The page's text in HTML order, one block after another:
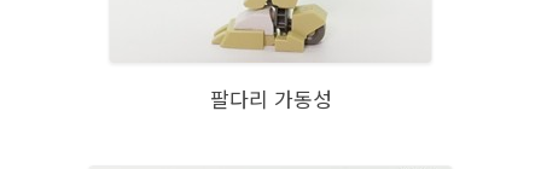
팔다리 가동성